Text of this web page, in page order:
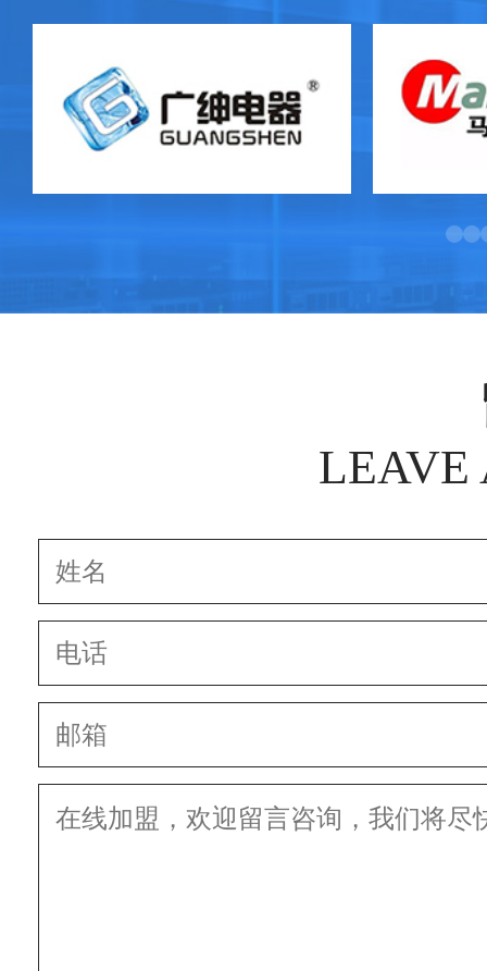
LEAVE